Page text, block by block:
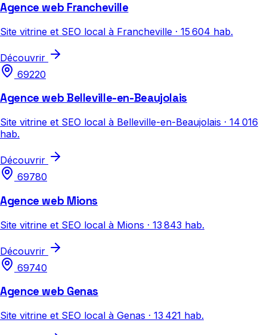
Agence web Francheville
Site vitrine et SEO local à Francheville · 15 604 hab.
Découvrir
69220
Agence web Belleville-en-Beaujolais
Site vitrine et SEO local à Belleville-en-Beaujolais · 14 016
hab.
Découvrir
69780
Agence web Mions
Site vitrine et SEO local à Mions · 13 843 hab.
Découvrir
69740
Agence web Genas
Site vitrine et SEO local à Genas · 13 421 hab.